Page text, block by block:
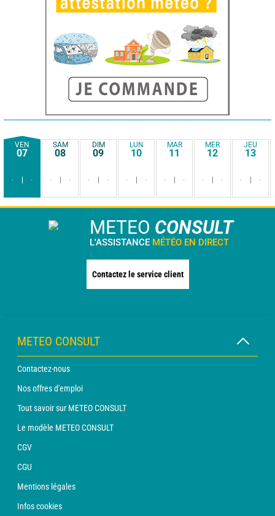
VEN
07
- -
SAM
08
- -
DIM
09
- -
LUN
10
- -
MAR
11
- -
MER
12
- -
JEU
13
- -
METEO CONSULT
L'ASSISTANCE MÉTÉO EN DIRECT
Contactez le service client
METEO CONSULT
Contactez-nous
Nos offres d'emploi
Tout savoir sur METEO CONSULT
Le modèle METEO CONSULT
CGV
CGU
Mentions légales
Infos cookies